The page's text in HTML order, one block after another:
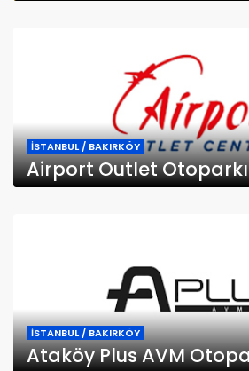
İSTANBUL / BAKIRKÖY
Airport Outlet Otoparkı
İSTANBUL / BAKIRKÖY
Ataköy Plus AVM